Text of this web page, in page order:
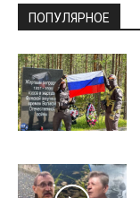
ПОПУЛЯРНОЕ